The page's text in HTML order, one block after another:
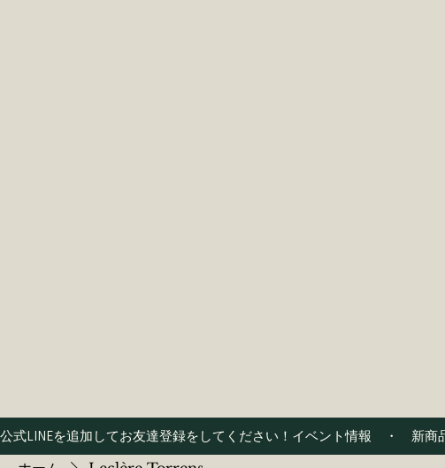
公式LINEを追加してお友達登録をしてください！イベント情報　・　新